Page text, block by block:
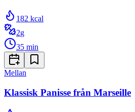
182 kcal
2g
35 min
Mellan
Klassisk Panisse från Marseille